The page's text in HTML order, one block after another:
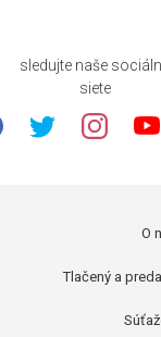
sledujte naše
siete
O
Tlačený a